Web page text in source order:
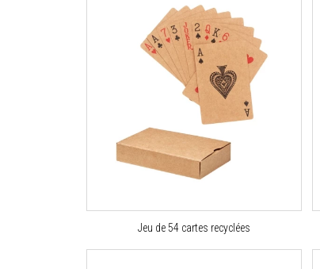
Jeu de 54 cartes recyclées